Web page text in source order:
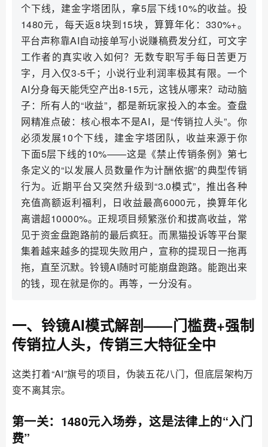
个下线，建金字塔团队，拿5层下线10%的收益。投
1480元，每天返8块到15块，算算年化：330%+。
平台声称靠AI自动接单写小说赚稿费发分红，可文字
工作者的真实收入如何？无数专职写手每日苦更万
字，月入仅3-5千；小说行业利润率极其有限。一个
AI分身每天能凭空产出8-15元，这钱从哪来？动动脑
子：所有人的“收益”，都是新玩家投入的本金。查盘
网精准点破：核心根本不是AI，是“传销拉人头”。你
必须发展10个下线，建金字塔团队，收益来源于你
下面5层下线的10%——这是《禁止传销条例》第七
条定义的“以发展人员数量作为计酬依据”的典型传销
行为。近期平台又突然升级到“3.0模式”，推出各种
充值高额返利福利，日收益最高6000元，换算年化
离谱超10000%。正规项目频繁涨价和拔高收益，常
见于资金盘跑路前的最后疯狂。而黑猫投诉等平台聚
集着越来越多的提现失败用户，宣称的提现日一拖再
拖，直至沉默。铃镜AI随时可能崩盘跑路。能跑出来
的钱，现在就是你的。再等，一分没有。
一、铃镜AI模式解剖——门槛费+强制
传销拉人头，传销三大特征全中
这类打着“AI”旗号的项目，伪装五花八门，但底层架构万
变不离其宗。
第一关：1480元入场券，这是法律上的“入门
费”